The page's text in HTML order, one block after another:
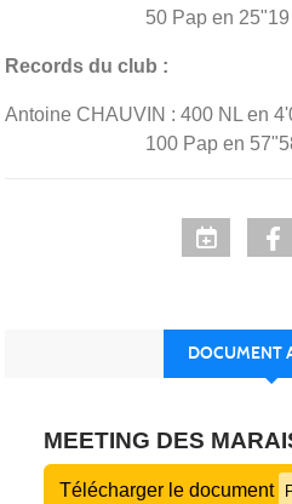
50 Pap en 25"19
Records du club :
Antoine CHAUVIN : 400 NL en
100 Pap en 57"58 en
DOCUMENT
MEETING DES
Télécharger le document